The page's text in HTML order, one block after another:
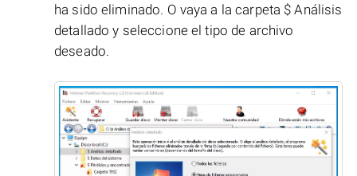
ha sido eliminado. O vaya a la carpeta $ Análisis
detallado y seleccione el tipo de archivo
deseado.